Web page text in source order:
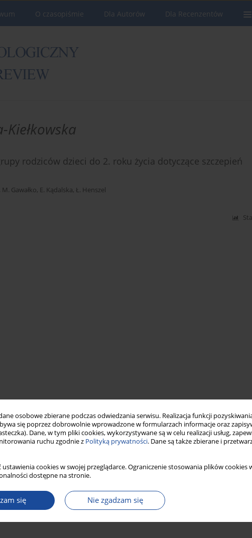
osobowe zbierane podczas odwiedzania serwisu. Realizacja funkcji
się poprzez dobrowolnie wprowadzone w formularzach informacje oraz
Dane, w tym pliki cookies, wykorzystywane są w celu realizacji usług,
ruchu zgodnie z Polityką prywatności. Dane są także zbierane i
ustawienia cookies w swojej przeglądarce. Ograniczenie stosowania plików
dostępne na stronie.
się Nie zgadzam się
O czasopiśmie Dla Autorów Dla Recenzentów
rodziców dzieci do 2. roku życia dotyczące szczepień
M. Gawałko, E. Kądalska, Ł. Henszel